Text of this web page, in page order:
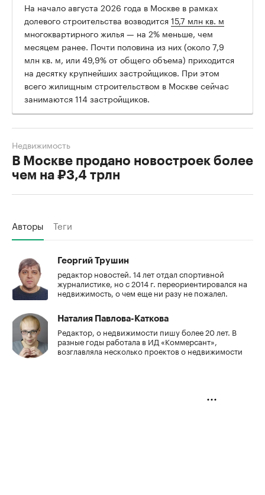
На начало августа 2026 года в Москве в рамках
долевого строительства возводится15,7 млн кв. м
многоквартирного жилья — на 2% меньше, чем
месяцем ранее. Почти половина из них (около 7,9
млн кв. м, или 49,9% от общего объема) приходится
на десятку крупнейших застройщиков. При этом
всего жилищным строительством в Москве сейчас
занимаются 114 застройщиков.
В Москве продано новостроек более
чем на ₽3,4 трлн
Недвижимость
Авторы Теги
Георгий Трушин
редактор новостей. 14 лет отдал спортивной
журналистике, но с 2014 г. переориентировался на
недвижимость, о чем еще ни разу не пожалел.
Наталия Павлова-Каткова
Редактор, о недвижимости пишу более 20 лет. В
разные годы работала в ИД «Коммерсант»,
возглавляла несколько проектов о недвижимости